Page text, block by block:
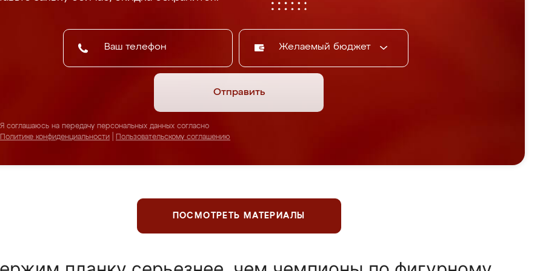
Желаемый бюджет
Отправить
Я соглашаюсь на передачу персональных данных согласно
Политике конфиденциальности
Пользовательскому соглашению
ПОСМОТРЕТЬ МАТЕРИАЛЫ